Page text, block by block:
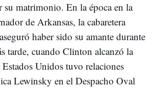
su matrimonio. En la época en la
de Arkansas, la cabaretera
haber sido su amante durante
tarde, cuando Clinton alcanzó la
Unidos tuvo relaciones
Lewinsky en el Despacho Oval